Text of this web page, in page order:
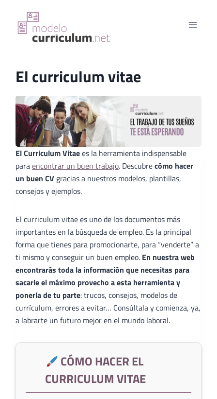
contenido
El curriculum vitae
El Curriculum Vitaees la herramienta indispensable
paraencontrar un buen trabajo. Descubrecómo hacer
un buen CV gracias a nuestros modelos, plantillas,
consejos y ejemplos.
El curriculum vitae es uno de los documentos más
importantes en la búsqueda de empleo. Es la principal
forma que tienes para promocionarte, para “venderte” a
ti mismo y conseguir un buen empleo. En nuestra web
encontrarás toda la información que necesitas para
sacarle el máximo provecho a esta herramienta y
ponerla de tu parte: trucos, consejos, modelos de
currículum, errores a evitar… Consúltala y comienza, ya,
a labrarte un futuro mejor en el mundo laboral.
CÓMO HACER EL
CURRICULUM VITAE